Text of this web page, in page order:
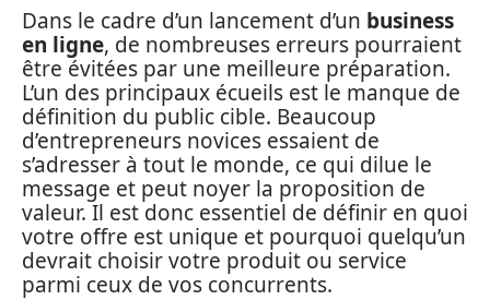
Dans le cadre d’un lancement d’un business
en ligne, de nombreuses erreurs pourraient
être évitées par une meilleure préparation.
L’un des principaux écueils est le manque de
définition du public cible. Beaucoup
d’entrepreneurs novices essaient de
s’adresser à tout le monde, ce qui dilue le
message et peut noyer la proposition de
valeur. Il est donc essentiel de définir en quoi
votre offre est unique et pourquoi quelqu’un
devrait choisir votre produit ou service
parmi ceux de vos concurrents.